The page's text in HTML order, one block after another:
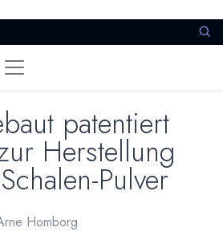
patentiert
Herstellung
Pulver
Homborg